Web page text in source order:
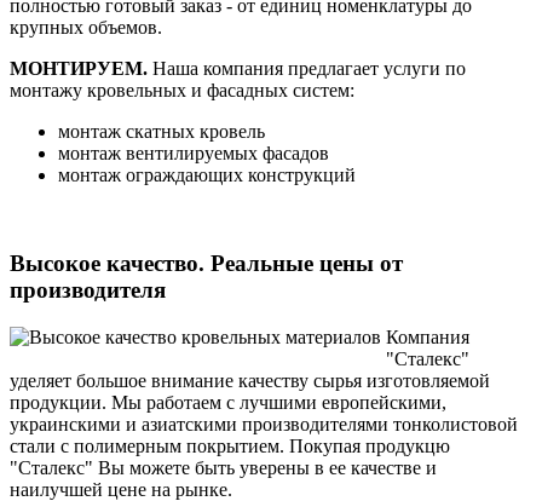
полностью готовый заказ - от единиц номенклатуры до
крупных объемов.
МОНТИРУЕМ. Наша компания предлагает услуги по
монтажу кровельных и фасадных систем:
монтаж скатных кровель
монтаж вентилируемых фасадов
монтаж ограждающих конструкций
Высокое качество. Реальные цены от
производителя
Компания
"Сталекс"
уделяет большое внимание качеству сырья изготовляемой
продукции. Мы работаем с лучшими европейскими,
украинскими и азиатскими производителями тонколистовой
стали с полимерным покрытием. Покупая продукцю
"Сталекс" Вы можете быть уверены в ее качестве и
наилучшей цене на рынке.